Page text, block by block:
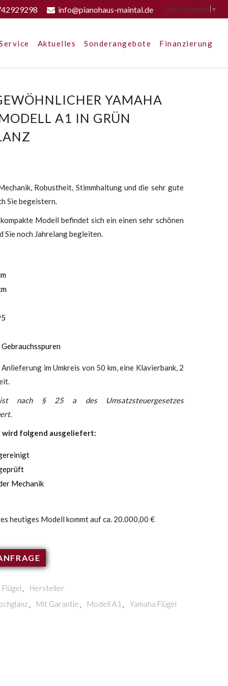
info@pianohaus-maintal.de Select Language ▼
Aktuelles Sonderangebote Finanzierung
YAMAHA F
A1 IN GRÜN H
Robustheit, Stimmhaltung und die sehr gute
Sie begeistern.
Modell befindet sich ein einen sehr schönen
Sie noch Jahrelang begleiten.
im Umkreis von 50 km, eine Klavierbank, 2
nach § 25 a des Umsatzsteuergesetzes
wird folgend ausgeliefert:
Mechanik
heutiges Modell kommt auf ca. 20.000,00 €
Flügel Hersteller
Mit Garantie Modell A1 Yamaha Flügel